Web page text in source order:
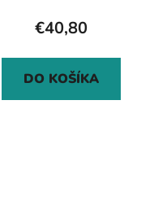
€40,80
DO KOŠÍKA